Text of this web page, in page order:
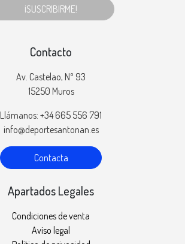
¡SUSCRIBIRME!
Contacto
Av. Castelao, Nº 93
15250 Muros
Llámanos: +34 665 556 791
info@deportesantonan.es
Contacta
Apartados Legales
Condiciones de venta
Aviso legal